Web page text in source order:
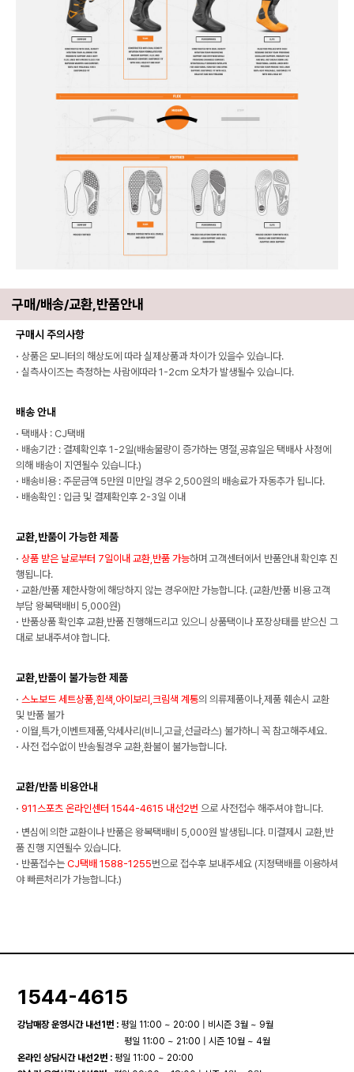
구매/배송/교환,반품안내
구매시 주의사항
· 상품은 모니터의 해상도에 따라 실제상품과 차이가 있을수 있습니다.
· 실측사이즈는 측정하는 사람에따라 1-2cm 오차가 발생될수 있습니다.
배송 안내
· 택배사 : CJ택배
· 배송기간 : 결제확인후 1-2일(배송물량이 증가하는 명절,공휴일은 택배사 사정에
의해 배송이 지연될수 있습니다.)
· 배송비용 : 주문금액 5만원 미만일 경우 2,500원의 배송료가 자동추가 됩니다.
· 배송확인 : 입금 및 결제확인후 2-3일 이내
교환,반품이 가능한 제품
· 상품 받은 날로부터 7일이내 교환,반품 가능하며 고객센터에서 반품안내 확인후 진
행됩니다.
· 교환/반품 제한사항에 해당하지 않는 경우에만 가능합니다. (교환/반품 비용 고객
부담 왕복택배비 5,000원)
· 반품상품 확인후 교환,반품 진행해드리고 있으니 상품택이나 포장상태를 받으신 그
대로 보내주셔야 합니다.
교환,반품이 불가능한 제품
· 스노보드 세트상품,흰색,아이보리,크림색 계통의 의류제품이나,제품 훼손시 교환
및 반품 불가
· 이월,특가,이벤트제품,악세사리(비니,고글,선글라스) 불가하니 꼭 참고해주세요.
· 사전 접수없이 반송될경우 교환,환불이 불가능합니다.
교환/반품 비용안내
· 911스포츠 온라인센터 1544-4615 내선2번 으로 사전접수 해주셔야 합니다.
· 변심에 의한 교환이나 반품은 왕복택배비 5,000원 발생됩니다. 미결제시 교환,반
품 진행 지연될수 있습니다.
· 반품접수는 CJ택배 1588-1255번으로 접수후 보내주세요 (지정택배를 이용하셔
야 빠른처리가 가능합니다.)
1544-4615
강남매장 운영시간 내선1번 : 평일 11:00 ~ 20:00 | 비시즌 3월 ~ 9월
평일 11:00 ~ 21:00 | 시즌 10월 ~ 4월
온라인 상담시간 내선2번 : 평일 11:00 ~ 20:00